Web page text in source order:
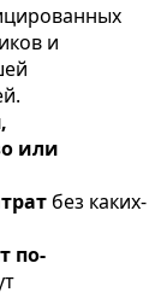
и
или
без каких-
по-